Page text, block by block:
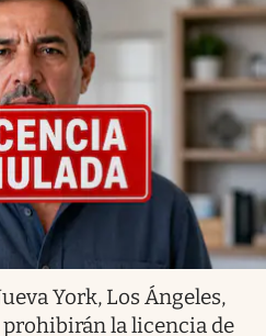
York, Los Ángeles,
la licencia de